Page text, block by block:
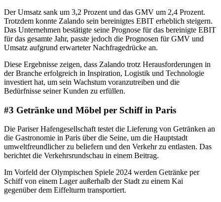
Der Umsatz sank um 3,2 Prozent und das GMV um 2,4 Prozent.
Trotzdem konnte Zalando sein bereinigtes EBIT erheblich steigern.
Das Unternehmen bestätigte seine Prognose für das bereinigte EBIT
für das gesamte Jahr, passte jedoch die Prognosen für GMV und
Umsatz aufgrund erwarteter Nachfragedrücke an.
Diese Ergebnisse zeigen, dass Zalando trotz Herausforderungen in
der Branche erfolgreich in Inspiration, Logistik und Technologie
investiert hat, um sein Wachstum voranzutreiben und die
Bedürfnisse seiner Kunden zu erfüllen.
#3 Getränke und Möbel per Schiff in Paris
Die Pariser Hafengesellschaft testet die Lieferung von Getränken an
die Gastronomie in Paris über die Seine, um die Hauptstadt
umweltfreundlicher zu beliefern und den Verkehr zu entlasten. Das
berichtet die Verkehrsrundschau in einem Beitrag.
Im Vorfeld der Olympischen Spiele 2024 werden Getränke per
Schiff von einem Lager außerhalb der Stadt zu einem Kai
gegenüber dem Eiffelturm transportiert.